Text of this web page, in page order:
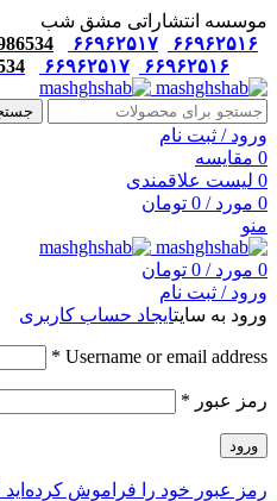
موسسه انتشاراتی مشق شب
۶۶۹۶۲۵۱۶
۶۶۹۶۲۵۱۷
۶۶۹۶۲۵۱۶
۶۶۹۶۲۵۱۷
ورود / ثبت نام
0 مقایسه
0 لیست علاقمندی
0 مورد /
0 تومان
منو
0 مورد /
0 تومان
ورود / ثبت نام
ورود به سایتایجاد حساب کاربری
Username or email address
*
رمز عبور *
ورود
رمز عبور خود را فراموش کرده‌اید